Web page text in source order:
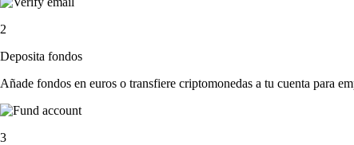
2
Deposita fondos
Añade fondos en euros o transfiere criptomonedas a tu cuenta para
3